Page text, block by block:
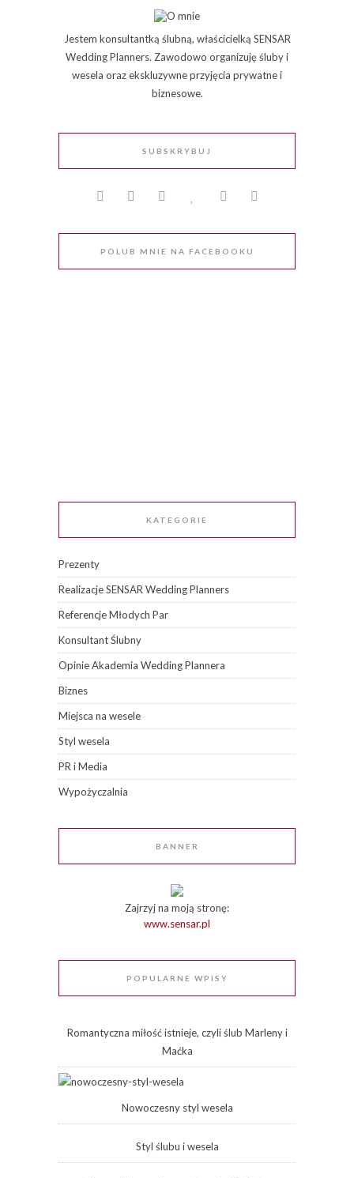
Jestem konsultantką ślubną, właścicielką SENSAR
Wedding Planners. Zawodowo organizuję śluby i
wesela oraz ekskluzywne przyjęcia prywatne i
biznesowe.
SUBSKRYBUJ
POLUB MNIE NA FACEBOOKU
KATEGORIE
Prezenty
Realizacje SENSAR Wedding Planners
Referencje Młodych Par
Konsultant Ślubny
Opinie Akademia Wedding Plannera
Biznes
Miejsca na wesele
Styl wesela
PR i Media
Wypożyczalnia
BANNER
Zajrzyj na moją stronę:
www.sensar.pl
POPULARNE WPISY
Romantyczna miłość istnieje, czyli ślub Marleny i
Maćka
Nowoczesny styl wesela
Styl ślubu i wesela